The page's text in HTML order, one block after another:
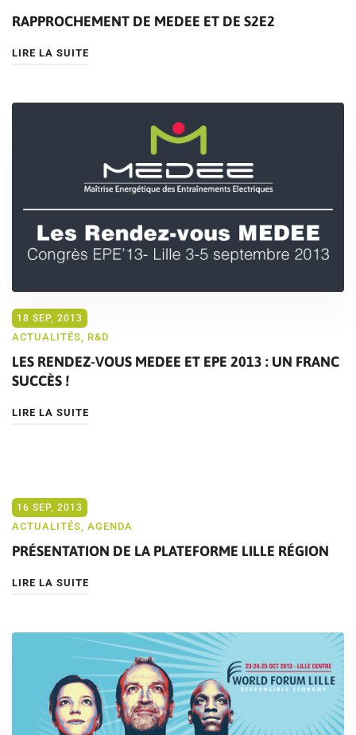
RAPPROCHEMENT DE MEDEE ET DE S2E2
LIRE LA SUITE
18 SEP, 2013
ACTUALITÉS, R&D
LES RENDEZ-VOUS MEDEE ET EPE 2013 : UN FRANC
SUCCÈS !
LIRE LA SUITE
16 SEP, 2013
ACTUALITÉS, AGENDA
PRÉSENTATION DE LA PLATEFORME LILLE RÉGION
LIRE LA SUITE